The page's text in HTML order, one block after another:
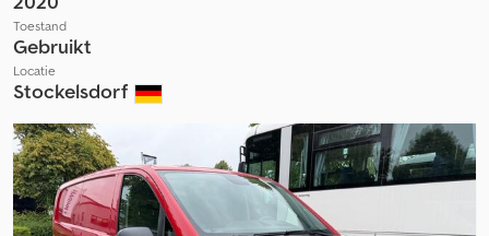
Toestand
Gebruikt
Locatie
Stockelsdorf